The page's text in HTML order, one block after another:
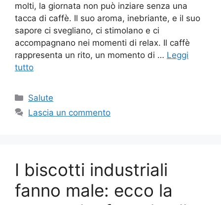
molti, la giornata non può inziare senza una
tacca di caffè. Il suo aroma, inebriante, e il suo
sapore ci svegliano, ci stimolano e ci
accompagnano nei momenti di relax. Il caffè
rappresenta un rito, un momento di … Leggi
tutto
Categorie
Salute
Lascia un commento
I biscotti industriali
fanno male: ecco la